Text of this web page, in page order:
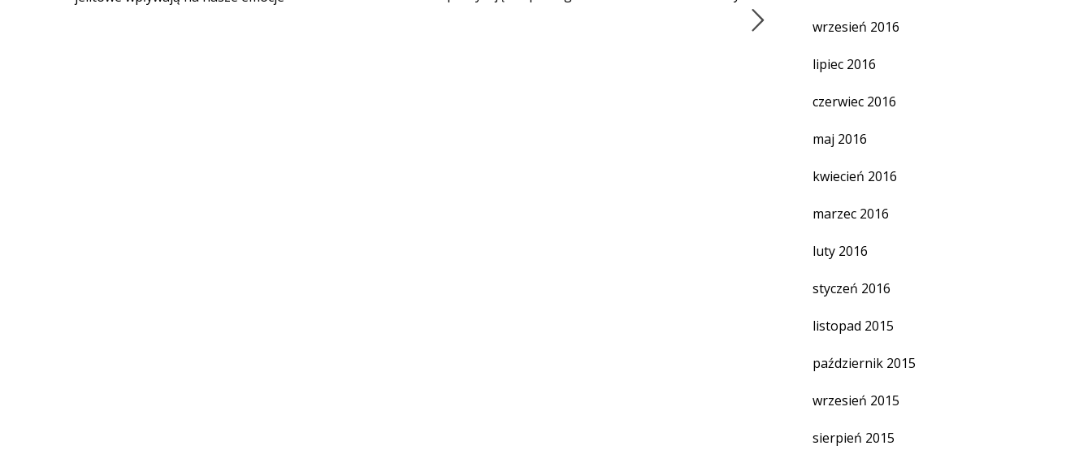
wrzesień 2016
lipiec 2016
czerwiec 2016
maj 2016
kwiecień 2016
marzec 2016
luty 2016
styczeń 2016
listopad 2015
październik 2015
wrzesień 2015
sierpień 2015